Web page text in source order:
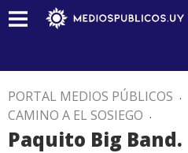
PORTAL MEDIOS PÚBLICOS .
CAMINO A EL SOSIEGO .
Paquito Big Band.